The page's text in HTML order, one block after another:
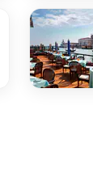
undefined